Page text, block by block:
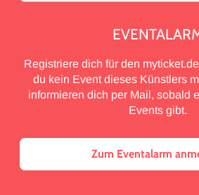
Registriere dich für den
du kein Event dieses Künstlers
informieren dich per Mail, sobald
Events gibt.
Zum Eventalarm